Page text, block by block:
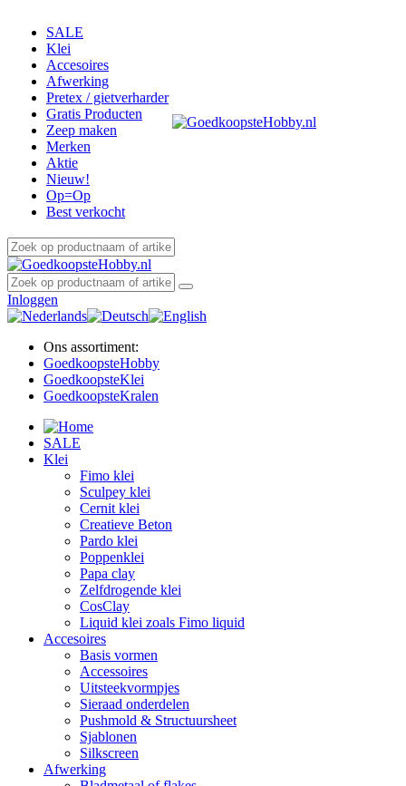
SALE
Klei
Accesoires
Afwerking
Pretex / gietverharder
Gratis Producten
Zeep maken
Merken
Aktie
Nieuw!
Op=Op
Best verkocht
Inloggen
Ons assortiment:
GoedkoopsteHobby
GoedkoopsteKlei
GoedkoopsteKralen
SALE
Klei
Fimo klei
Sculpey klei
Cernit klei
Creatieve Beton
Pardo klei
Poppenklei
Papa clay
Zelfdrogende klei
CosClay
Liquid klei zoals Fimo liquid
Accesoires
Basis vormen
Accessoires
Uitsteekvormpjes
Sieraad onderdelen
Pushmold & Structuursheet
Sjablonen
Silkscreen
Afwerking